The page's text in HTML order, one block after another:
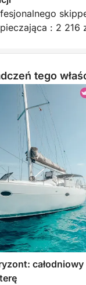
: 2 216
tego
całodniowy